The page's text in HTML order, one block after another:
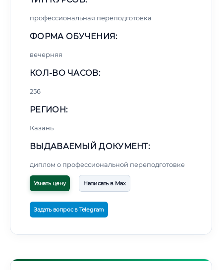
профессиональная переподготовка
ФОРМА ОБУЧЕНИЯ:
вечерняя
КОЛ-ВО ЧАСОВ:
256
РЕГИОН:
Казань
ВЫДАВАЕМЫЙ ДОКУМЕНТ:
диплом о профессиональной переподготовке
Узнать цену Написать в Max
Задать вопрос в Telegram